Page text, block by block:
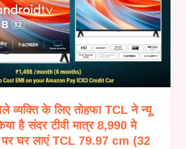
व्यक्ति के लिए तोहफा TCL ने न्यू
है संदर टीवी मात्र 8,990 मे
घर लाएं TCL 79.97 cm (32